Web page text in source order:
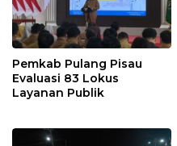
Pemkab Pulang Pisau
Evaluasi 83 Lokus
Layanan Publik